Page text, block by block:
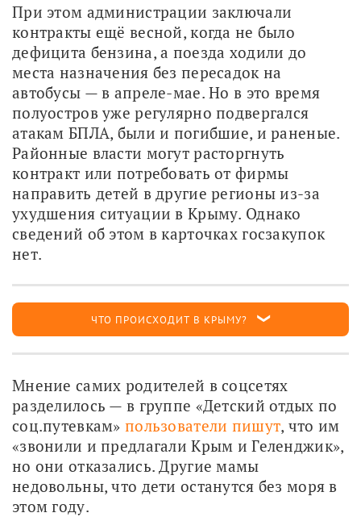
При этом администрации заключали
контракты ещё весной, когда не было
дефицита бензина, а поезда ходили до
места назначения без пересадок на
автобусы — в апреле-мае. Но в это время
полуостров уже регулярно подвергался
атакам БПЛА, были и погибшие, и раненые.
Районные власти могут расторгнуть
контракт или потребовать от фирмы
направить детей в другие регионы из-за
ухудшения ситуации в Крыму. Однако
сведений об этом в карточках госзакупок
нет.
ЧТО ПРОИСХОДИТ В КРЫМУ?
Мнение самих родителей в соцсетях
разделилось — в группе «Детский отдых по
соц.путевкам» пользователи пишут, что им
«звонили и предлагали Крым и Геленджик»,
но они отказались. Другие мамы
недовольны, что дети останутся без моря в
этом году.